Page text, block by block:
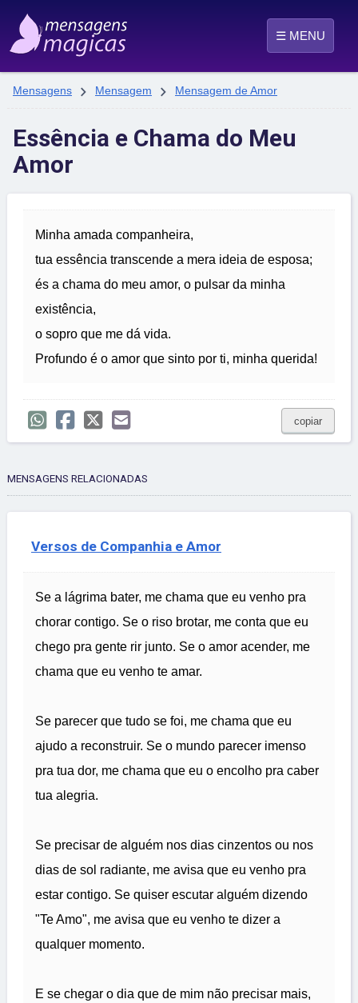
☰ MENU
Mensagens  Mensagem  Mensagem de Amor
Essência e Chama do Meu
Amor
Minha amada companheira,
tua essência transcende a mera ideia de esposa;
és a chama do meu amor, o pulsar da minha
existência,
o sopro que me dá vida.
Profundo é o amor que sinto por ti, minha querida!
copiar
MENSAGENS RELACIONADAS
Versos de Companhia e Amor
Se a lágrima bater, me chama que eu venho pra
chorar contigo. Se o riso brotar, me conta que eu
chego pra gente rir junto. Se o amor acender, me
chama que eu venho te amar.
Se parecer que tudo se foi, me chama que eu
ajudo a reconstruir. Se o mundo parecer imenso
pra tua dor, me chama que eu o encolho pra caber
tua alegria.
Se precisar de alguém nos dias cinzentos ou nos
dias de sol radiante, me avisa que eu venho pra
estar contigo. Se quiser escutar alguém dizendo
"Te Amo", me avisa que eu venho te dizer a
qualquer momento.
E se chegar o dia que de mim não precisar mais,